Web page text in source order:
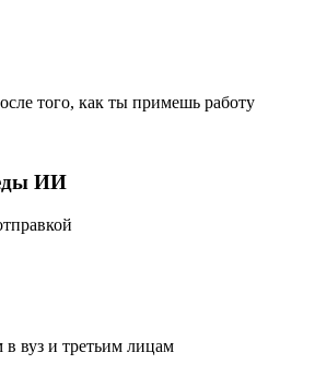
того, как ты примешь работу
ИИ
в вуз и третьим лицам